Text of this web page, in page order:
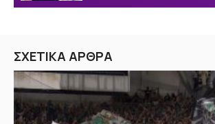
ΣΧΕΤΙΚΑ ΑΡΘΡΑ